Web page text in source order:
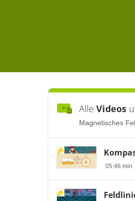
Alle Videos
Magnetisches
05:46 min